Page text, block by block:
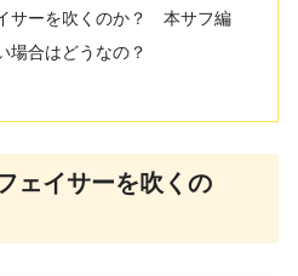
サーを吹くのか？ 本サフ編
場合はどうなの？
ェイサーを吹くの